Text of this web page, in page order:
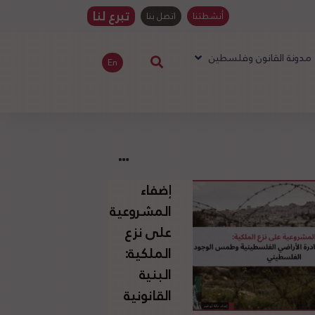
أنشطتنا اتصل بنا تبرع لنا
مدونة القانون وفلسطين En
إضفاء
المشروعية
على نزع
الملكية:
البنية
القانونية